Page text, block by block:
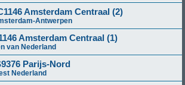
Amsterdam Centraal (2)
Antwerpen
Amsterdam Centraal (1)
van Nederland
Parijs-Nord
Nederland